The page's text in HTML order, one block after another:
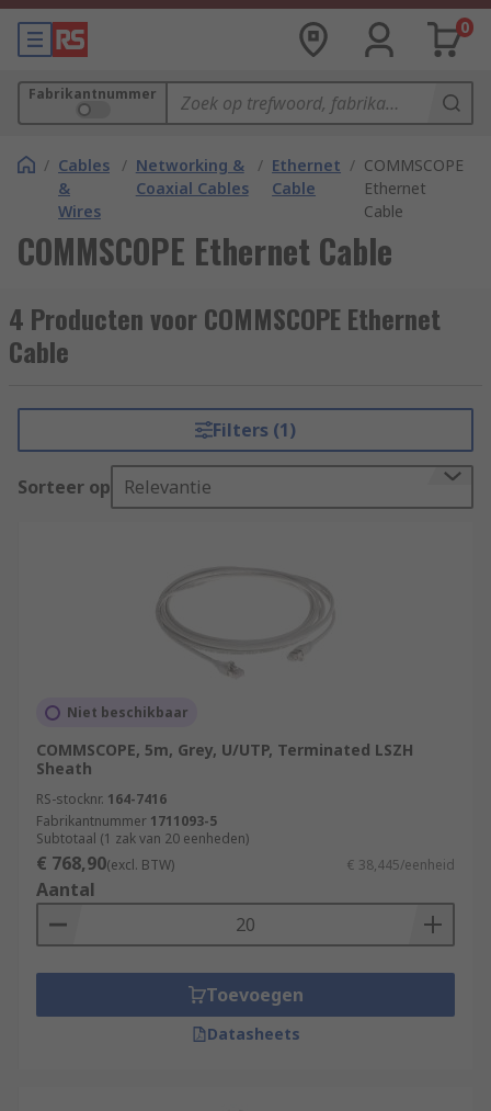
0
Fabrikantnummer
/ Cables
&
Wires
/ Networking &
Coaxial Cables
/ Ethernet
Cable
/ COMMSCOPE
Ethernet
Cable
COMMSCOPE Ethernet Cable
4 Producten voor COMMSCOPE Ethernet
Cable
Filters (1)
Sorteer op Relevantie
Niet beschikbaar
COMMSCOPE, 5m, Grey, U/UTP, Terminated LSZH
Sheath
RS-stocknr. 164-7416
Fabrikantnummer 1711093-5
Subtotaal (1 zak van 20 eenheden)
€ 768,90(excl. BTW) € 38,445/eenheid
Aantal
Toevoegen
Datasheets